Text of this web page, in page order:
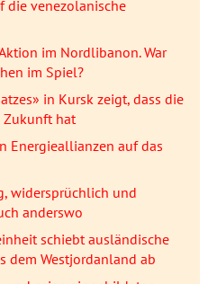
die venezolanische
im Nordlibanon. War
im Spiel?
in Kursk zeigt, dass die
Zukunft hat
Energieallianzen auf das
widersprüchlich und
anderswo
schiebt ausländische
dem Westjordanland ab